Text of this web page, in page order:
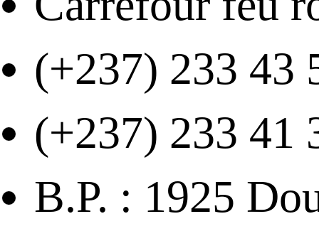
(+237) 233 43
(+237) 233 41
B.P. : 1925